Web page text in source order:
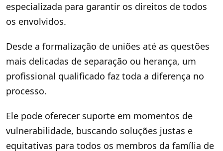
especializada para garantir os direitos de todos
os envolvidos.
Desde a formalização de uniões até as questões
mais delicadas de separação ou herança, um
profissional qualificado faz toda a diferença no
processo.
Ele pode oferecer suporte em momentos de
vulnerabilidade, buscando soluções justas e
equitativas para todos os membros da família de